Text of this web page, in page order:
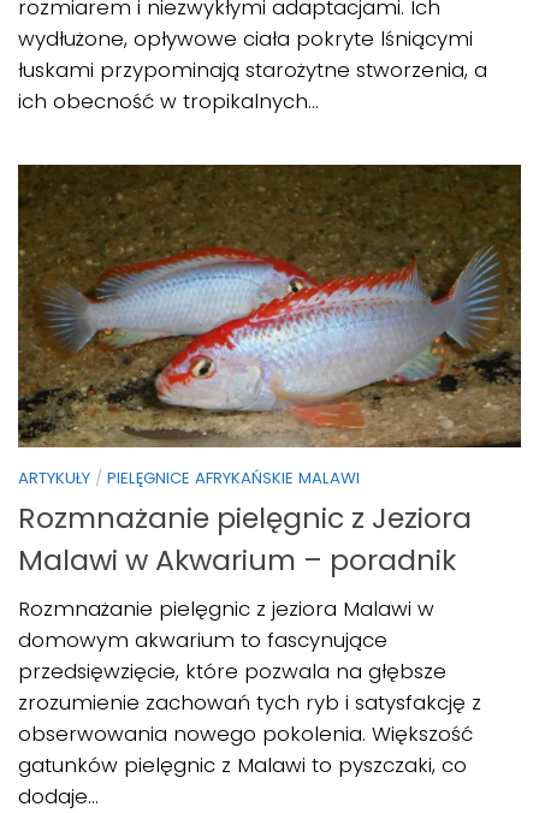
rozmiarem i niezwykłymi adaptacjami. Ich
wydłużone, opływowe ciała pokryte lśniącymi
łuskami przypominają starożytne stworzenia, a
ich obecność w tropikalnych...
ARTYKUŁY / PIELĘGNICE AFRYKAŃSKIE MALAWI
Rozmnażanie pielęgnic z Jeziora
Malawi w Akwarium – poradnik
Rozmnażanie pielęgnic z jeziora Malawi w
domowym akwarium to fascynujące
przedsięwzięcie, które pozwala na głębsze
zrozumienie zachowań tych ryb i satysfakcję z
obserwowania nowego pokolenia. Większość
gatunków pielęgnic z Malawi to pyszczaki, co
dodaje...